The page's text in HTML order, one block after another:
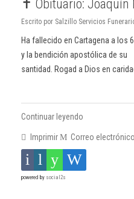
✝️ Obituario: Joaquín
Escrito por Salzillo Servicios
Ha fallecido en Cartagena a
y la bendición apostólica de su
santidad. Rogad a Dios en
Continuar leyendo
Imprimir Correo electrónico
powered by social2s